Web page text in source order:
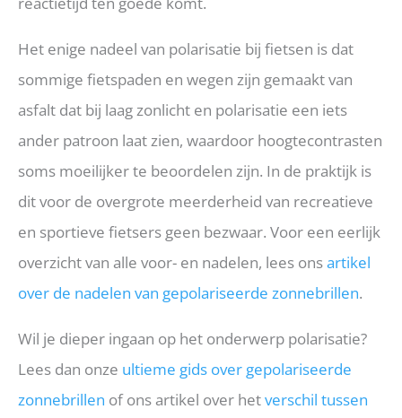
Het enige nadeel van polarisatie bij fietsen is dat
sommige fietspaden en wegen zijn gemaakt van
asfalt dat bij laag zonlicht en polarisatie een iets
ander patroon laat zien, waardoor hoogtecontrasten
soms moeilijker te beoordelen zijn. In de praktijk is
dit voor de overgrote meerderheid van recreatieve
en sportieve fietsers geen bezwaar. Voor een eerlijk
overzicht van alle voor- en nadelen, lees onsartikel
over de nadelen van gepolariseerde zonnebrillen.
Wil je dieper ingaan op het onderwerp polarisatie?
Lees dan onze ultieme gids over gepolariseerde
zonnebrillen of ons artikel over hetverschil tussen